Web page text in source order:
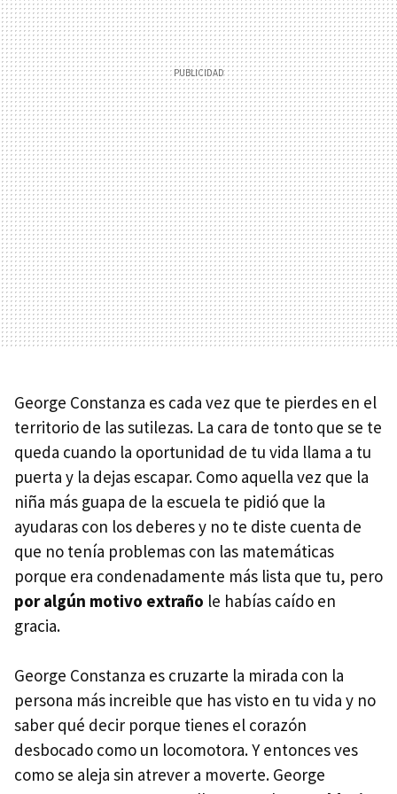
George Constanza es cada vez que te pierdes en el
territorio de las sutilezas. La cara de tonto que se te
queda cuando la oportunidad de tu vida llama a tu
puerta y la dejas escapar. Como aquella vez que la
niña más guapa de la escuela te pidió que la
ayudaras con los deberes y no te diste cuenta de
que no tenía problemas con las matemáticas
porque era condenadamente más lista que tu, pero
por algún motivo extraño le habías caído en
gracia.
George Constanza es cruzarte la mirada con la
persona más increible que has visto en tu vida y no
saber qué decir porque tienes el corazón
desbocado como un locomotora. Y entonces ves
como se aleja sin atrever a moverte. George